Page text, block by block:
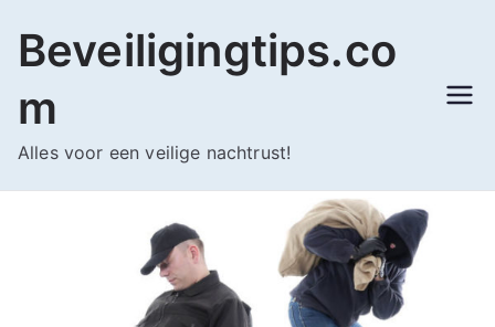
naar
inhoud
Beveiligingtips.co
m
Alles voor een veilige nachtrust!